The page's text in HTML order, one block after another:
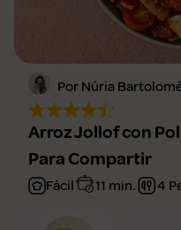
Por Núria
Arroz Jollof con
Para Compartir
Fácil 11 min. 4